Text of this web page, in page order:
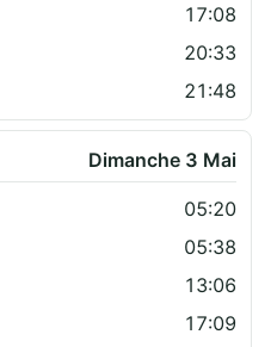
17:08
20:33
21:48
Dimanche 3 Mai
05:20
05:38
13:06
17:09